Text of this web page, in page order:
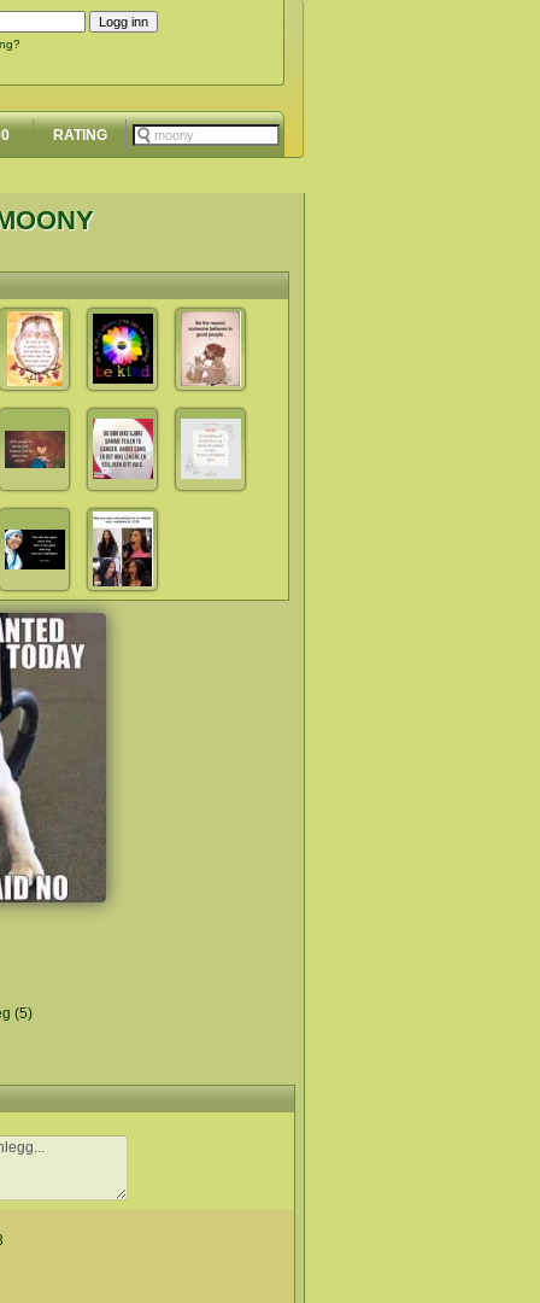
RATING
(5)